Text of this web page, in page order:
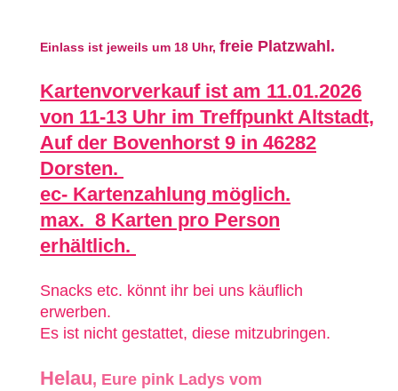
Einlass ist jeweils um 18 Uhr, freie Platzwahl.
Kartenvorverkauf ist am 11.01.2026
von 11-13 Uhr im Treffpunkt Altstadt,
Auf der Bovenhorst 9 in 46282
Dorsten.
ec- Kartenzahlung möglich.
max. 8 Karten pro Person
erhältlich.
Snacks etc. könnt ihr bei uns käuflich
erwerben.
Es ist nicht gestattet, diese mitzubringen.
Helau, Eure pink Ladys vom